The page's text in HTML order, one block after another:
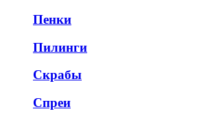
Пенки
Пилинги
Скрабы
Спреи